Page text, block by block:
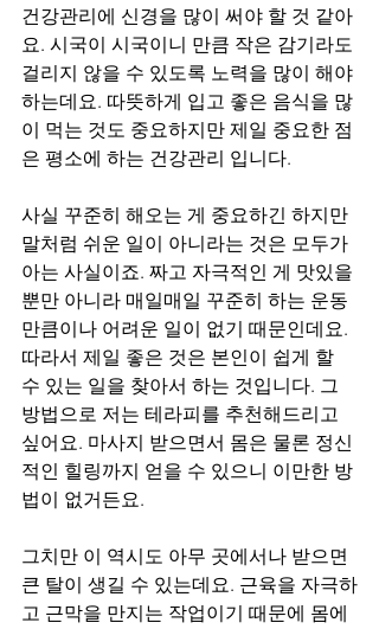
건강관리에 신경을 많이 써야 할 것 같아
요. 시국이 시국이니 만큼 작은 감기라도
걸리지 않을 수 있도록 노력을 많이 해야
하는데요. 따뜻하게 입고 좋은 음식을 많
이 먹는 것도 중요하지만 제일 중요한 점
은 평소에 하는 건강관리 입니다.
사실 꾸준히 해오는 게 중요하긴 하지만
말처럼 쉬운 일이 아니라는 것은 모두가
아는 사실이죠. 짜고 자극적인 게 맛있을
뿐만 아니라 매일매일 꾸준히 하는 운동
만큼이나 어려운 일이 없기 때문인데요.
따라서 제일 좋은 것은 본인이 쉽게 할
수 있는 일을 찾아서 하는 것입니다. 그
방법으로 저는 테라피를 추천해드리고
싶어요. 마사지 받으면서 몸은 물론 정신
적인 힐링까지 얻을 수 있으니 이만한 방
법이 없거든요.
그치만 이 역시도 아무 곳에서나 받으면
큰 탈이 생길 수 있는데요. 근육을 자극하
고 근막을 만지는 작업이기 때문에 몸에